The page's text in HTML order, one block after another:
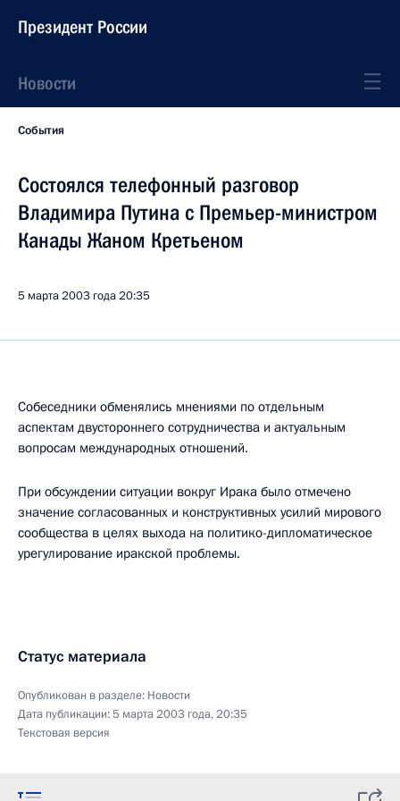
Президент России
Новости
События
Состоялся телефонный разговор
Владимира Путина с Премьер-министром
Канады Жаном Кретьеном
5 марта 2003 года20:35
Собеседники обменялись мнениями по отдельным
аспектам двустороннего сотрудничества и актуальным
вопросам международных отношений.
При обсуждении ситуации вокруг Ирака было отмечено
значение согласованных и конструктивных усилий мирового
сообщества в целях выхода на политико-дипломатическое
урегулирование иракской проблемы.
Статус материала
Опубликован в разделе: Новости
Дата публикации:5 марта 2003 года, 20:35
Текстовая версия